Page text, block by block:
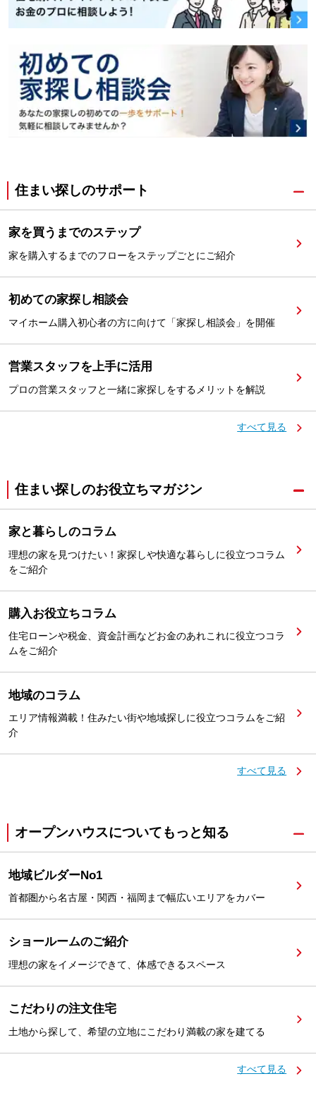
住まい探しのサポート
家を買うまでのステップ
家を購入するまでのフローをステップごとにご紹介
初めての家探し相談会
マイホーム購入初心者の方に向けて「家探し相談会」を開催
営業スタッフを上手に活用
プロの営業スタッフと一緒に家探しをするメリットを解説
すべて見る
住まい探しのお役立ちマガジン
家と暮らしのコラム
理想の家を見つけたい！家探しや快適な暮らしに役立つコラム
をご紹介
購入お役立ちコラム
住宅ローンや税金、資金計画などお金のあれこれに役立つコラ
ムをご紹介
地域のコラム
エリア情報満載！住みたい街や地域探しに役立つコラムをご紹
介
すべて見る
オープンハウスについてもっと知る
地域ビルダーNo1
首都圏から名古屋・関西・福岡まで幅広いエリアをカバー
ショールームのご紹介
理想の家をイメージできて、体感できるスペース
こだわりの注文住宅
土地から探して、希望の立地にこだわり満載の家を建てる
すべて見る